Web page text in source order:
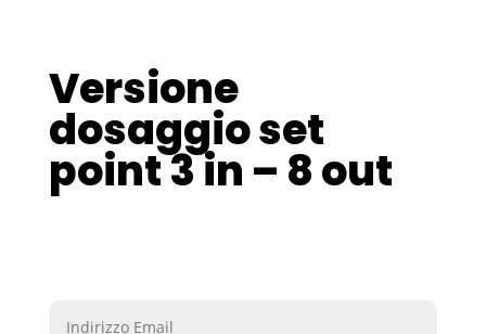
Versione
dosaggio set
point 3 in – 8 out